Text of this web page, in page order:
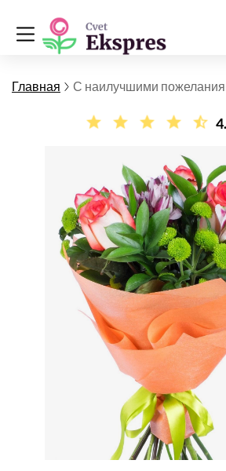
Главная С наилучшими